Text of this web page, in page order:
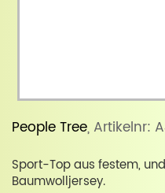
People Tree, Artikelnr:
Sport-Top aus festem,
Baumwolljersey.